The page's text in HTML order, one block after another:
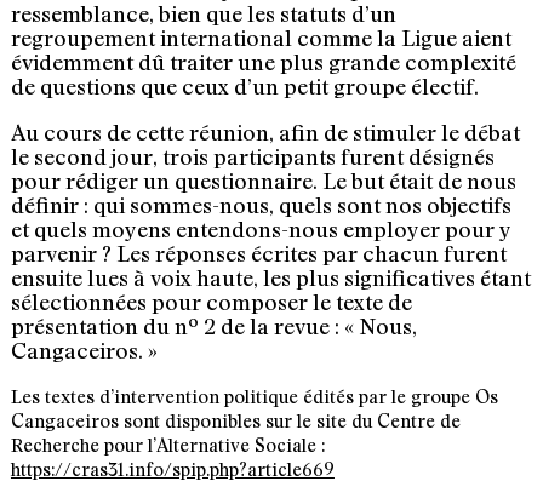
ressemblance, bien que les statuts d’un
regroupement international comme la Ligue aient
évidemment dû traiter une plus grande complexité
de questions que ceux d’un petit groupe électif.
Au cours de cette réunion, afin de stimuler le débat
le second jour, trois participants furent désignés
pour rédiger un questionnaire. Le but était de nous
définir : qui sommes-nous, quels sont nos objectifs
et quels moyens entendons-nous employer pour y
parvenir ? Les réponses écrites par chacun furent
ensuite lues à voix haute, les plus significatives étant
sélectionnées pour composer le texte de
présentation du nº 2 de la revue : « Nous,
Cangaceiros. »
Les textes d’intervention politique édités par le groupe Os
Cangaceiros sont disponibles sur le site du Centre de
Recherche pour l’Alternative Sociale :
https://cras31.info/spip.php?article669